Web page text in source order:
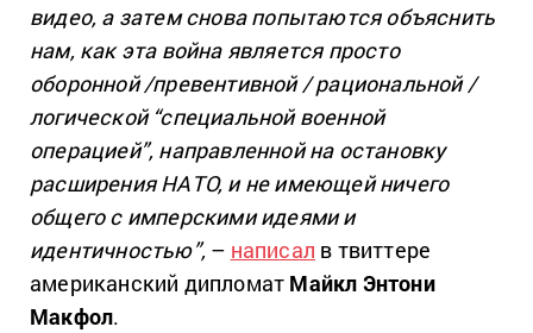
видео, а затем снова попытаются объяснить
нам, как эта война является просто
оборонной /превентивной / рациональной /
логической “специальной военной
операцией”, направленной на остановку
расширения НАТО, и не имеющей ничего
общего с имперскими идеями и
идентичностью”, – написал в твиттере
американский дипломат Майкл Энтони
Макфол.